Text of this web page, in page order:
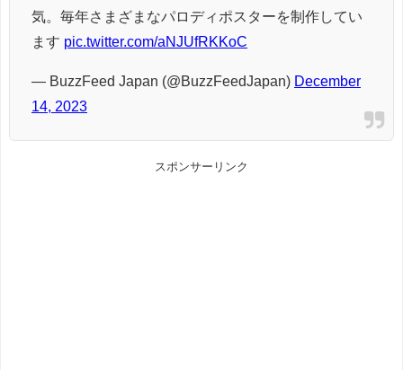
気。毎年さまざまなパロディポスターを制作してい
ます pic.twitter.com/aNJUfRKKoC
— BuzzFeed Japan (@BuzzFeedJapan) December
14, 2023
スポンサーリンク